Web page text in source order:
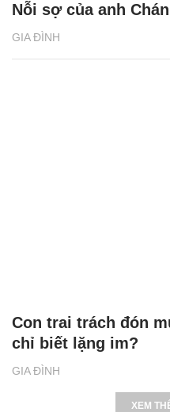
GIA ĐÌNH
Nỗi sợ của anh
GIA ĐÌNH
Con trai trách đón
chỉ biết lặng im?
XEM